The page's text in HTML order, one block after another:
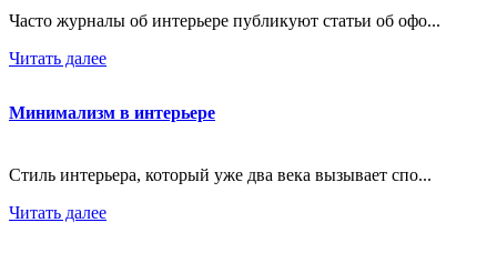
Часто журналы об интерьере публикуют статьи об офо...
Читать далее
Минимализм в интерьере
Стиль интерьера, который уже два века вызывает спо...
Читать далее